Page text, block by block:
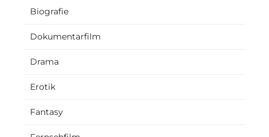
Biografie
Dokumentarfilm
Drama
Erotik
Fantasy